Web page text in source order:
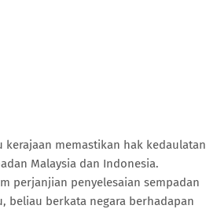
kerajaan memastikan hak kedaulatan
Malaysia dan Indonesia.
perjanjian penyelesaian sempadan
beliau berkata negara berhadapan